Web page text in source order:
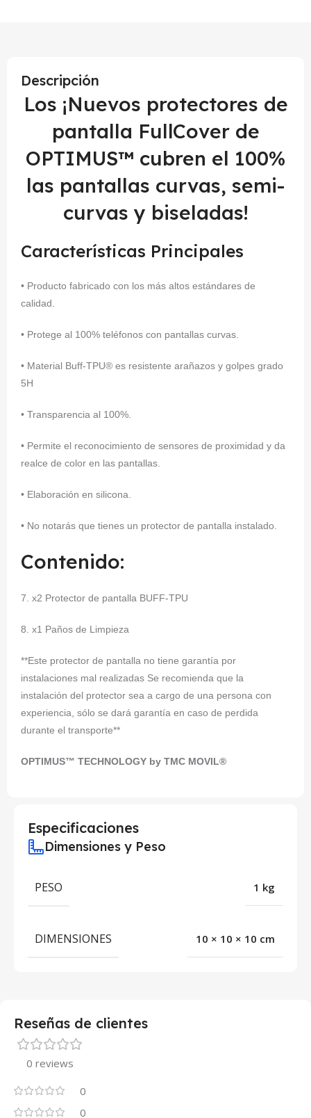
Descripción
Los ¡Nuevos protectores de
pantalla FullCover de
OPTIMUS™ cubren el 100%
las pantallas curvas, semi-
curvas y biseladas!
Características Principales
• Producto fabricado con los más altos estándares de
calidad.
• Protege al 100% teléfonos con pantallas curvas.
• Material Buff-TPU® es resistente arañazos y golpes grado
5H
• Transparencia al 100%.
• Permite el reconocimiento de sensores de proximidad y da
realce de color en las pantallas.
• Elaboración en silicona.
• No notarás que tienes un protector de pantalla instalado.
Contenido:
7. x2 Protector de pantalla BUFF-TPU
8. x1 Paños de Limpieza
**Este protector de pantalla no tiene garantía por
instalaciones mal realizadas Se recomienda que la
instalación del protector sea a cargo de una persona con
experiencia, sólo se dará garantía en caso de perdida
durante el transporte**
OPTIMUS™ TECHNOLOGY by TMC MOVIL®
Especificaciones
Dimensiones y Peso
PESO 1 kg
DIMENSIONES 10 × 10 × 10 cm
Reseñas de clientes
0 reviews
0
0